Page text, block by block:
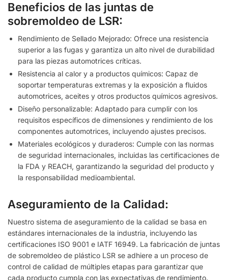
Beneficios de las juntas de
sobremoldeo de LSR:
Rendimiento de Sellado Mejorado: Ofrece una resistencia
superior a las fugas y garantiza un alto nivel de durabilidad
para las piezas automotrices críticas.
Resistencia al calor y a productos químicos: Capaz de
soportar temperaturas extremas y la exposición a fluidos
automotrices, aceites y otros productos químicos agresivos.
Diseño personalizable: Adaptado para cumplir con los
requisitos específicos de dimensiones y rendimiento de los
componentes automotrices, incluyendo ajustes precisos.
Materiales ecológicos y duraderos: Cumple con las normas
de seguridad internacionales, incluidas las certificaciones de
la FDA y REACH, garantizando la seguridad del producto y
la responsabilidad medioambiental.
Aseguramiento de la Calidad:
Nuestro sistema de aseguramiento de la calidad se basa en
estándares internacionales de la industria, incluyendo las
certificaciones ISO 9001 e IATF 16949. La fabricación de juntas
de sobremoldeo de plástico LSR se adhiere a un proceso de
control de calidad de múltiples etapas para garantizar que
cada producto cumpla con las expectativas de rendimiento.